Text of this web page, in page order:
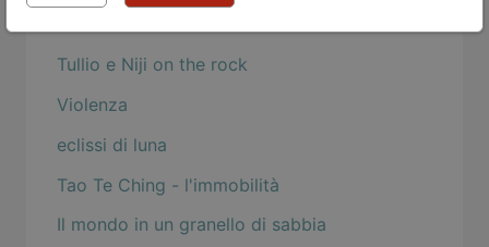
Tullio e Niji on the rock
Violenza
eclissi di luna
Tao Te Ching - l'immobilità
Il mondo in un granello di sabbia